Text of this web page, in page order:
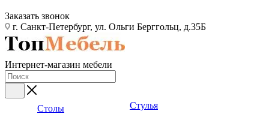
Заказать звонок
г. Санкт-Петербург, ул. Ольги Берггольц, д.35Б
Интернет-магазин мебели
Столы Стулья